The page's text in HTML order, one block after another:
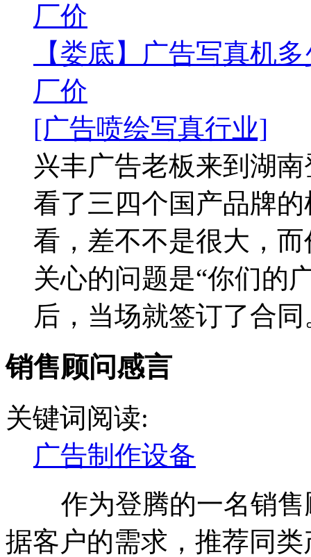
厂价
【娄底】广告写真机
厂价
[广告喷绘写真行业]
兴丰广告老板来到湖
看了三四个国产品牌
看，差不不是很大，
关心的问题是“你们的
后，当场就签订了合同
销售顾问感言
关键词阅读:
广告制作设备
作为登腾的一名销售
据客户的需求，推荐同